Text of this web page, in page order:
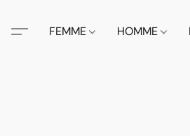
FEMME HOMME